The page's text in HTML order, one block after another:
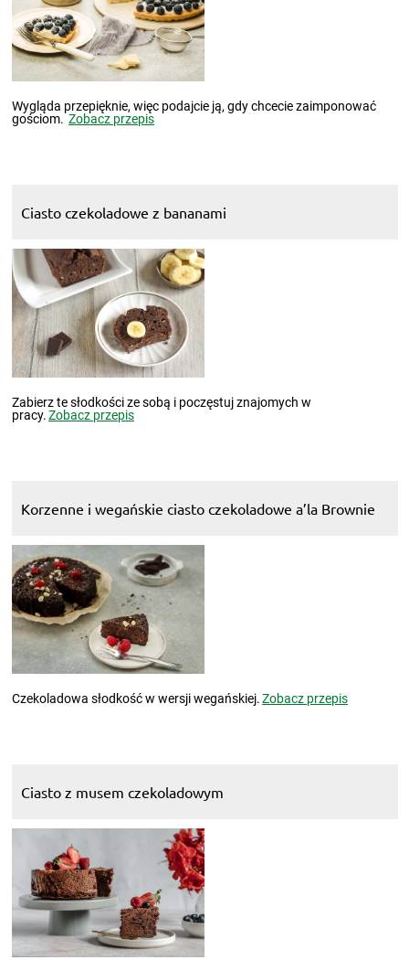
Wygląda przepięknie, więc podajcie ją, gdy chcecie zaimponować
gościom. Zobacz przepis
Ciasto czekoladowe z bananami
Zabierz te słodkości ze sobą i poczęstuj znajomych w
pracy.Zobacz przepis
Korzenne i wegańskie ciasto czekoladowe a’la Brownie
Czekoladowa słodkość w wersji wegańskiej.Zobacz przepis
Ciasto z musem czekoladowym